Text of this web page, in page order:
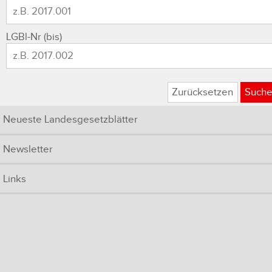
LGBl-Nr (bis)
Zurücksetzen
Neueste Landesgesetzblätter
Newsletter
Links